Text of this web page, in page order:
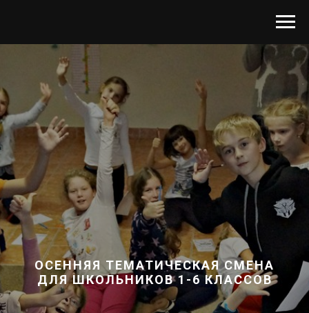
ОСЕННЯЯ ТЕМАТИЧЕСКАЯ СМЕНА
ДЛЯ ШКОЛЬНИКОВ 1-6 КЛАССОВ